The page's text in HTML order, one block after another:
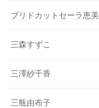
ブリドカットセーラ恵美
三森すずこ
三澤紗千香
三瓶由布子